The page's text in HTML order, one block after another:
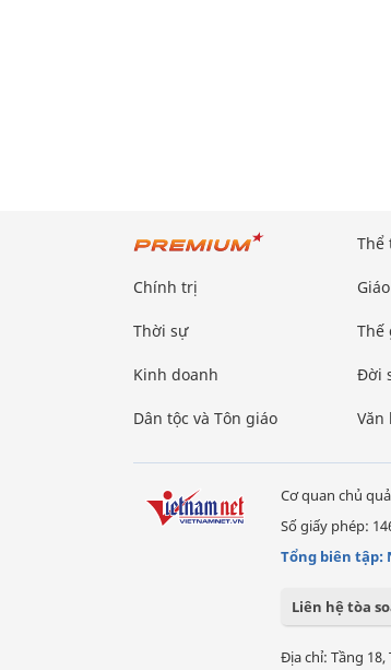
Chính trị
Thời sự
Kinh doanh
Dân tộc và Tôn giáo
Thể
Thế
Đời
Văn
Cơ quan chủ
Số giấy phép:
Tổng biên tập:
Liên hệ tòa
Địa chỉ: Tầng